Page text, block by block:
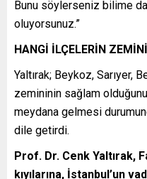
Bunu söylerseniz bilime
oluyorsunuz.”
HANGİ İLÇELERİN
Yaltırak; Beykoz, Sarıyer,
zemininin sağlam
meydana gelmesi
dile getirdi.
Prof. Dr. Cenk Yaltırak,
kıyılarına, İstanbul’un